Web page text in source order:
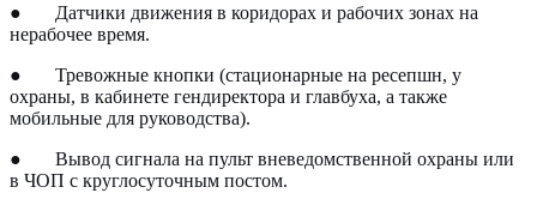
● Датчики движения в коридорах и рабочих зонах на
нерабочее время.
● Тревожные кнопки (стационарные на ресепшн, у
охраны, в кабинете гендиректора и главбуха, а также
мобильные для руководства).
● Вывод сигнала на пульт вневедомственной охраны или
в ЧОП с круглосуточным постом.